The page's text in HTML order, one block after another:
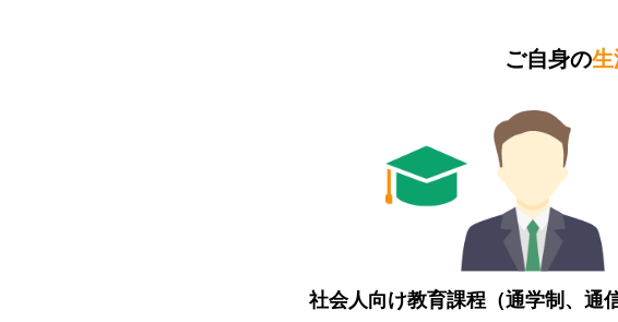
ご自身の生
社会人向け教育課程（通学制、通